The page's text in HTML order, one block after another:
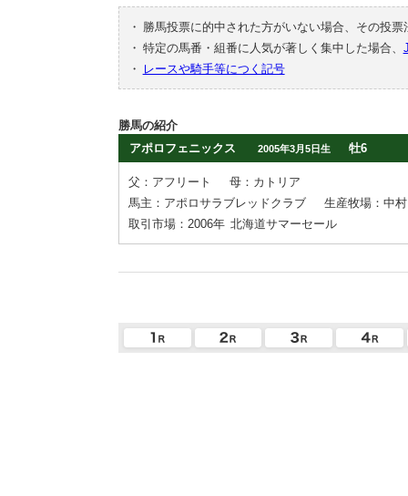
・
勝馬投票に的中された方がいない場合、その投
・ 特定の馬番・組番に人気が著しく集中した場合、
・
レースや騎手等につく記号
勝馬の紹介
アポロフェニックス
2005年3月5日生 牡6
父：アフリート
母：カトリア
馬主：アポロサラブレッドクラブ
生産牧場：中
取引市場：2006年 北海道サマーセール